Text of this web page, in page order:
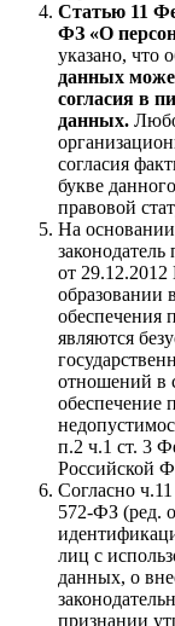
Статью 11
ФЗ «О
указано, что
данных
согласия в
данных.
согласия
букве
правовой
На
от
образовании
обеспечения
являются
отношений в
обеспечение
п.2 ч.1 ст. 3
Российской
Согласно
572-ФЗ (ред.
лиц с
данных, о
признании